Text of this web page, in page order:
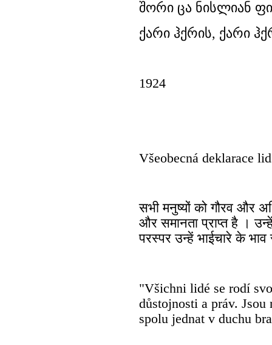
შორი ცა ნისლიან
ქარი ჰქრის, ქარი
1924
Všeobecná deklarace
सभी मनुष्यों को गौरव और
और समानता प्राप्त है ।
परस्पर उन्हें भाईचारे के भाव
"Všichni lidé se rodí
důstojnosti a práv.
spolu jednat v duchu